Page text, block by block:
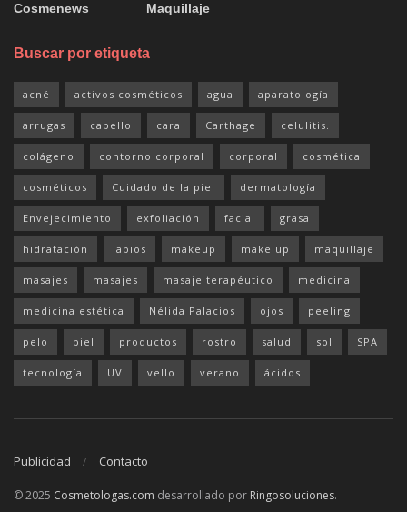
Cosmenews
Maquillaje
Buscar por etiqueta
acné activos cosméticos agua aparatología
arrugas cabello cara Carthage celulitis.
colágeno contorno corporal corporal cosmética
cosméticos Cuidado de la piel dermatología
Envejecimiento exfoliación facial grasa
hidratación labios makeup make up maquillaje
masajes masajes masaje terapéutico medicina
medicina estética Nélida Palacios ojos peeling
pelo piel productos rostro salud sol SPA
tecnología UV vello verano ácidos
Publicidad Contacto
© 2025 Cosmetologas.com desarrollado por Ringosoluciones.